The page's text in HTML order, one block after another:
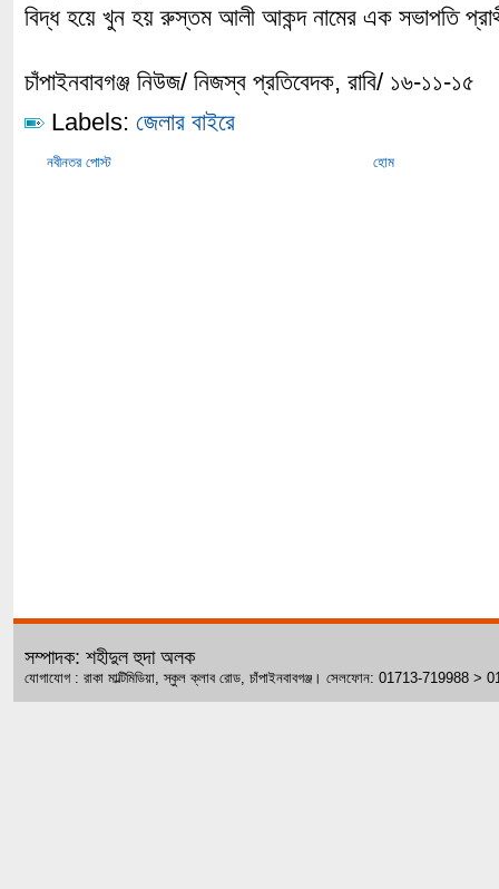
বিদ্ধ হয়ে খুন হয় রুস্তম আলী আকন্দ নামের এক সভাপতি
চাঁপাইনবাবগঞ্জ নিউজ/ নিজস্ব প্রতিবেদক, রাবি/ ১৬-১১-১৫
Labels: জেলার বাইরে
নবীনতর পোস্ট হোম
সম্পাদক: শহীদুল হুদা অলক
যোগাযোগ : রাকা মাল্টিমিডিয়া, স্কুল ক্লাব রোড, চাঁপাইনবাবগঞ্জ। সেলফোন: 01713-